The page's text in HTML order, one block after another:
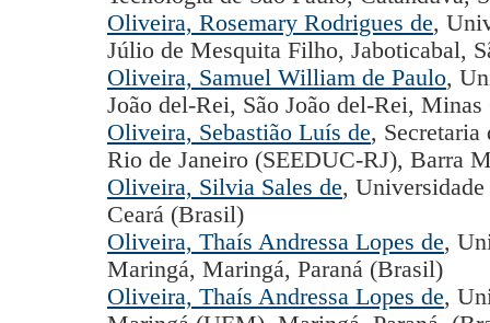
Oliveira, Rosemary Rodrigues de,
Júlio de Mesquita Filho, Jaboticabal,
Oliveira, Samuel William de Paulo,
João del-Rei, São João del-Rei,
Oliveira, Sebastião Luís de, Secretaria
Rio de Janeiro (SEEDUC-RJ), Barra
Oliveira, Silvia Sales de,
Ceará (Brasil)
Oliveira, Thaís Andressa Lopes de,
Maringá, Maringá, Paraná (Brasil)
Oliveira, Thaís Andressa Lopes de,